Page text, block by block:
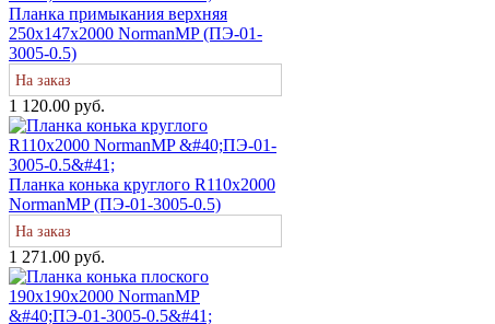
Планка примыкания верхняя
250х147х2000 NormanMP (ПЭ-01-
3005-0.5)
На заказ
1 120.00 руб.
Планка конька круглого R110х2000
NormanMP (ПЭ-01-3005-0.5)
На заказ
1 271.00 руб.